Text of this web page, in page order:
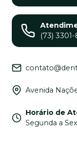
(73) 3301-
Avenida
Horário de
Segunda a